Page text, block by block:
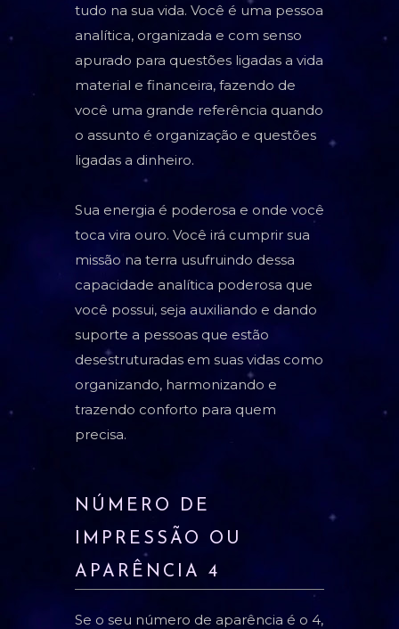
tudo na sua vida. Você é uma pessoa
analítica, organizada e com senso
apurado para questões ligadas a vida
material e financeira, fazendo de
você uma grande referência quando
o assunto é organização e questões
ligadas a dinheiro.
Sua energia é poderosa e onde você
toca vira ouro. Você irá cumprir sua
missão na terra usufruindo dessa
capacidade analítica poderosa que
você possui, seja auxiliando e dando
suporte a pessoas que estão
desestruturadas em suas vidas como
organizando, harmonizando e
trazendo conforto para quem
precisa.
NÚMERO DE
IMPRESSÃO OU
APARÊNCIA 4
Se o seu número de aparência é o 4,